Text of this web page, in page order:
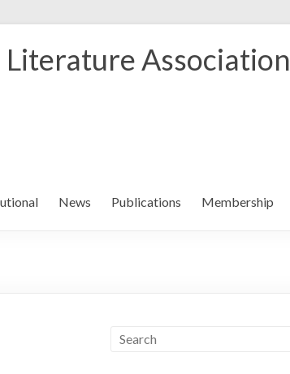
Literature Association
News Publications Membership